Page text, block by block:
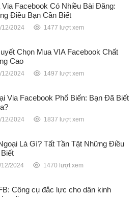
Via Facebook Có Nhiều Bài Đăng:
Điều Bạn Cần Biết
12/2024 1477 lượt xem
Chọn Mua VIA Facebook Chất
Cao
12/2024 1497 lượt xem
Via Facebook Phổ Biến: Bạn Đã Biết
12/2024 1837 lượt xem
Là Gì? Tất Tần Tật Những Điều
12/2024 1470 lượt xem
Công cụ đắc lực cho dân kinh